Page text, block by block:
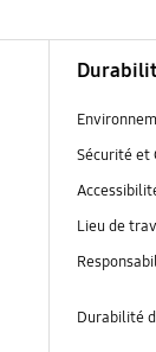
Sécurité et
Lieu de
Durabilité